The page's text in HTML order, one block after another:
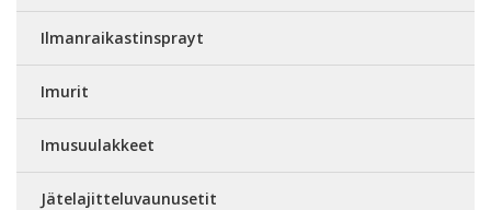
Ilmanraikastinsprayt
Imurit
Imusuulakkeet
Jätelajitteluvaunusetit